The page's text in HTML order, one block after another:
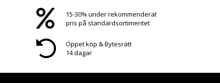
15-30% under rekommenderat
pris på standardsortimentet
Öppet köp & Bytesrätt
14 dagar